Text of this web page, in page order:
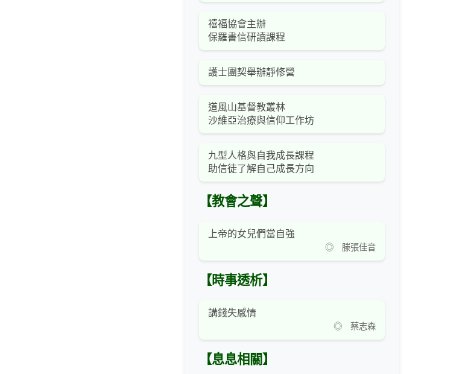
禧福協會主辦
保羅書信研讀課程
護士團契舉辦靜修營
道風山基督教叢林
沙維亞治療與信仰工作坊
九型人格與自我成長課程
助信徒了解自己成長方向
【教會之聲】
上帝的女兒們當自強
◎ 滕張佳音
【時事透析】
講錢失感情
◎ 蔡志森
【息息相關】